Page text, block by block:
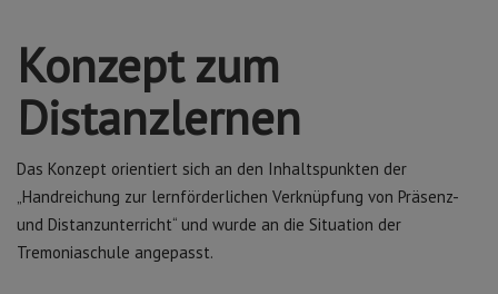
Konzept zum
Distanzlernen
Das Konzept orientiert sich an den Inhaltspunkten der
„Handreichung zur lernförderlichen Verknüpfung von Präsenz-
und Distanzunterricht“ und wurde an die Situation der
Tremoniaschule angepasst.